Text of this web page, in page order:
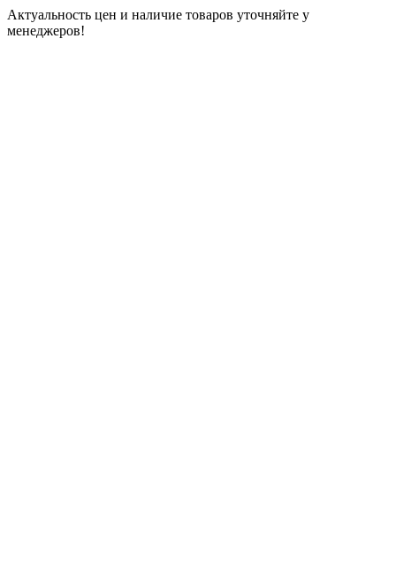
Актуальность цен и наличие товаров уточняйте у
менеджеров!